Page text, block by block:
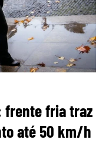
frente fria traz
até 50 km/h